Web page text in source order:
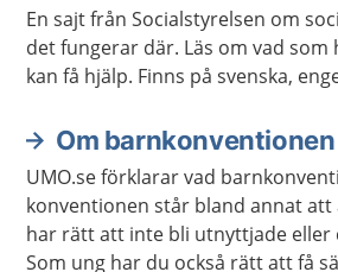
En sajt från Socialstyrelsen om
det fungerar där. Läs om vad
kan få hjälp. Finns på svenska,
Om barnkonventionen
UMO.se förklarar vad
konventionen står bland annat att
har rätt att inte bli utnyttjade eller
Som ung har du också rätt att få